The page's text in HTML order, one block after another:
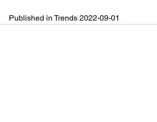
Published in Trends 2022-09-01